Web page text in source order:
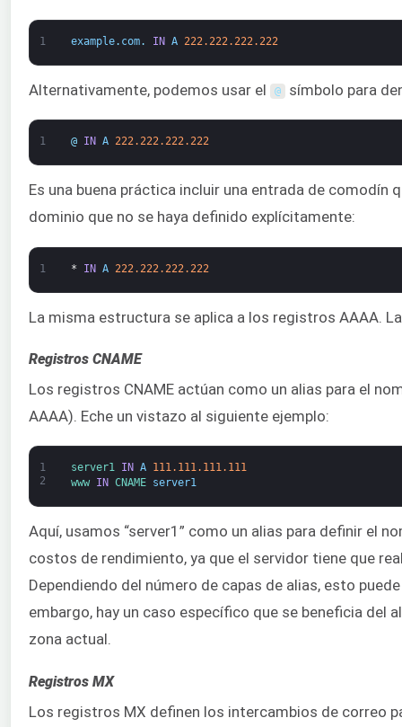
1 example. com. IN A 222.222.222.222
Alternativamente, podemos usar el @ símbolo para
1 @ IN A 222.222.222.222
Es una buena práctica incluir una entrada de
dominio que no se haya definido explícitamente:
1 * IN A 222.222.222.222
La misma estructura se aplica a los registros AAAA.
Registros CNAME
Los registros CNAME actúan como un alias para el
AAAA). Eche un vistazo al siguiente ejemplo:
1
2
server1 IN A
111.111.111.111
www IN CNAME server1
Aquí, usamos “server1” como un alias para definir el
costos de rendimiento, ya que el servidor tiene que
Dependiendo del número de capas de alias, esto
embargo, hay un caso específico que se beneficia del
zona actual.
Registros MX
Los registros MX definen los intercambios de correo